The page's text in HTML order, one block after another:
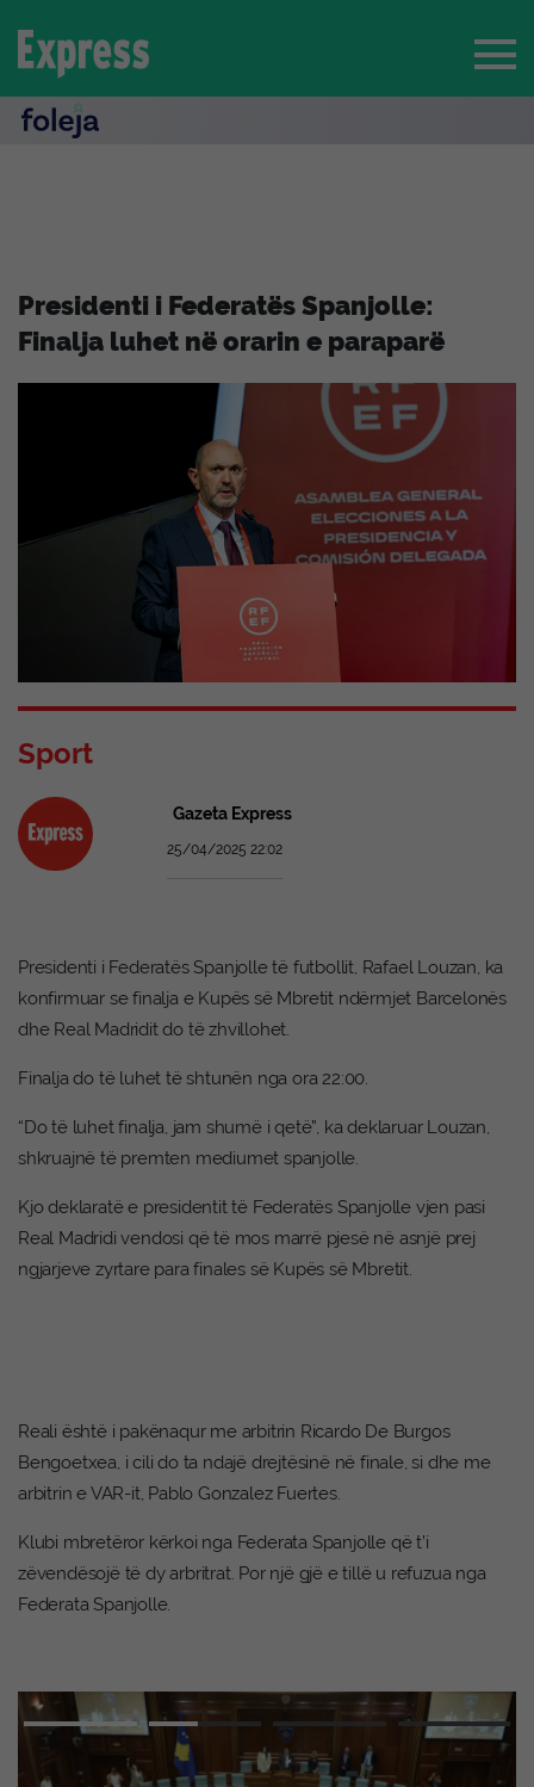
Presidenti i Federatës Spanjolle:
Finalja luhet në orarin e paraparë
Sport
Gazeta Express
25/04/2025 22:02
Presidenti i Federatës Spanjolle të futbollit, Rafael Louzan, ka
konfirmuar se finalja e Kupës së Mbretit ndërmjet Barcelonës
dhe Real Madridit do të zhvillohet.
Finalja do të luhet të shtunën nga ora 22:00.
“Do të luhet finalja, jam shumë i qetë”, ka deklaruar Louzan,
shkruajnë të premten mediumet spanjolle.
Kjo deklaratë e presidentit të Federatës Spanjolle vjen pasi
Real Madridi vendosi që të mos marrë pjesë në asnjë prej
ngjarjeve zyrtare para finales së Kupës së Mbretit.
Reali është i pakënaqur me arbitrin Ricardo De Burgos
Bengoetxea, i cili do ta ndajë drejtësinë në finale, si dhe me
arbitrin e VAR-it, Pablo Gonzalez Fuertes.
Klubi mbretëror kërkoi nga Federata Spanjolle që t’i
zëvendësojë të dy arbritrat. Por një gjë e tillë u refuzua nga
Federata Spanjolle.